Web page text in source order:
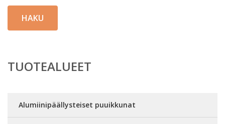
HAKU
TUOTEALUEET
Alumiinipäällysteiset puuikkunat